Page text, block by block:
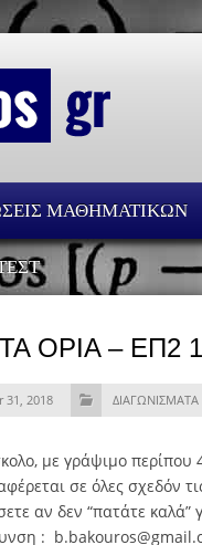
ΜΑΘΗΜΑΤΙΚΩΝ
ΟΡΙΑ – ΕΠ2
31, 2018 ΔΙΑΓΩΝΙΣΜΑΤΑ
με γράψιμο περίπου
σε όλες σχεδόν
αν δεν “πατάτε καλά”
: